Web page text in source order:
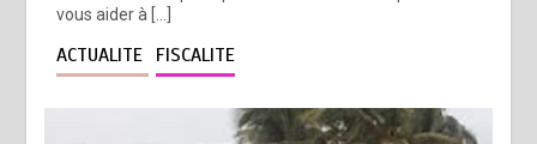
vous aider à […]
ACTUALITE FISCALITE